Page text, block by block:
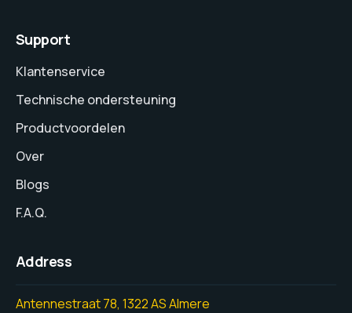
Support
Klantenservice
Technische ondersteuning
Productvoordelen
Over
Blogs
F.A.Q.
Address
Antennestraat 78, 1322 AS Almere